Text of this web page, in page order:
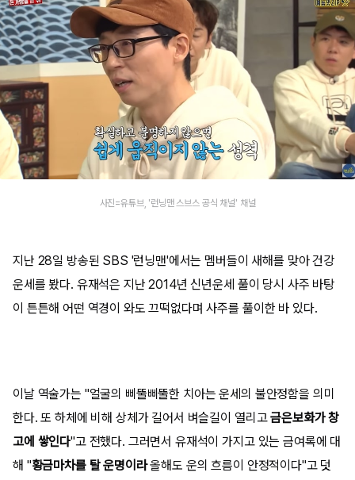
사진=유튜브, '런닝맨 스브스 공식 채널' 채널
지난 28일 방송된 SBS '런닝맨'에서는 멤버들이 새해를 맞아 건강
운세를 봤다. 유재석은 지난 2014년 신년운세 풀이 당시 사주 바탕
이 튼튼해 어떤 역경이 와도 끄떡없다며 사주를 풀이한 바 있다.
이날 역술가는 "얼굴의 삐뚤삐뚤한 치아는 운세의 불안정함을 의미
한다. 또 하체에 비해 상체가 길어서 벼슬길이 열리고금은보화가 창
고에 쌓인다"고 전했다. 그러면서 유재석이 가지고 있는 금여록에 대
해 "황금마차를 탈 운명이라올해도 운의 흐름이 안정적이다"고 덧